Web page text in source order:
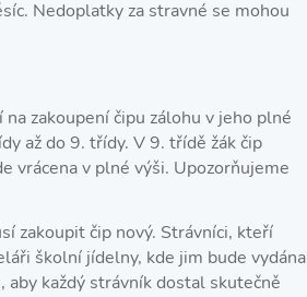
Nedoplatky za stravné se mohou
zakoupení čipu zálohu v jeho plné
až do 9. třídy. V 9. třídě žák čip
vrácena v plné výši. Upozorňujeme
zakoupit čip nový. Strávníci, kteří
školní jídelny, kde jim bude vydána
každý strávník dostal skutečně